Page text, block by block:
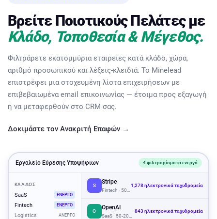
Βρείτε Ποιοτικούς Πελάτες με
Κλάδο, Τοποθεσία & Μέγεθος.
Φιλτράρετε εκατομμύρια εταιρείες κατά κλάδο, χώρα,
αριθμό προσωπικού και λέξεις-κλειδιά. Το Minelead
επιστρέφει μια στοχευμένη λίστα επιχειρήσεων με
επιβεβαιωμένα email επικοινωνίας — έτοιμα προς εξαγωγή
ή να μεταφερθούν στο CRM σας.
Δοκιμάστε τον Ανακριτή Επαφών →
Εργαλείο Εύρεσης Υποψήφιων 4 φιλτραρίσματα ενεργά
ΚΛΆΔΟΣ
SaaS ΕΝΕΡΓΟ
Fintech ΕΝΕΡΓΟ
Logistics ΑΝΕΡΓΟ
S
Stripe
1,278 ηλεκτρονικά ταχυδρομεία
O
OpenAI
843 ηλεκτρονικά ταχυδρομεία